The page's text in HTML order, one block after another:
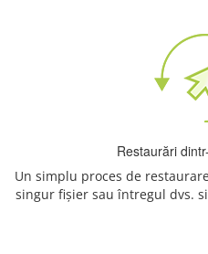
Restaurări
Un simplu proces de
singur fișier sau întregul dvs.